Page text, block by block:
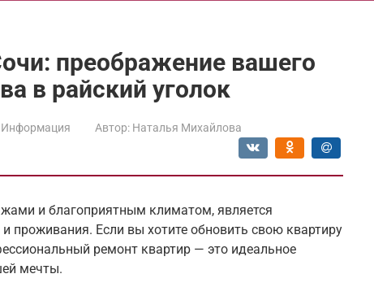
преображение вашего
в райский уголок
Информация Автор: Наталья Михайлова
и благоприятным климатом, является
проживания. Если вы хотите обновить свою квартиру
ремонт квартир — это идеальное
мечты.